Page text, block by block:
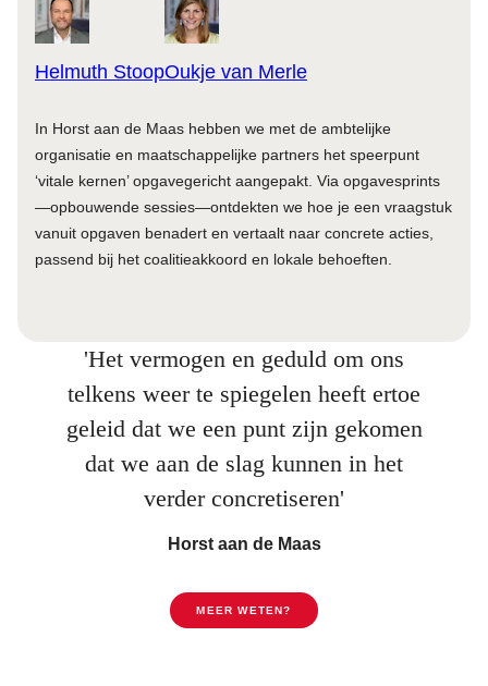
Helmuth StoopOukje van Merle
In Horst aan de Maas hebben we met de ambtelijke
organisatie en maatschappelijke partners het speerpunt
‘vitale kernen’ opgavegericht aangepakt. Via opgavesprints
—opbouwende sessies—ontdekten we hoe je een vraagstuk
vanuit opgaven benadert en vertaalt naar concrete acties,
passend bij het coalitieakkoord en lokale behoeften.
'Het vermogen en geduld om ons
telkens weer te spiegelen heeft ertoe
geleid dat we een punt zijn gekomen
dat we aan de slag kunnen in het
verder concretiseren'
Horst aan de Maas
MEER WETEN?